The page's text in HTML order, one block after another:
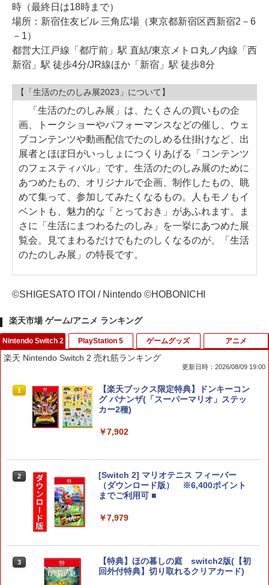
時（最終日は18時まで）
場所：新宿住友ビル 三角広場（東京都新宿区西新宿2－6
－1）
都営大江戸線「都庁前」駅 直結/東京メトロ丸ノ内線「西
新宿」駅 徒歩4分/JR線ほか「新宿」駅 徒歩8分
【「生活のたのしみ展2023」について】
「生活のたのしみ展」は、たくさんの買いもの企
画、トークショーやパフォーマンスなどの催し、ウェ
ブコンテンツや動画配信でたのしめる仕掛けなど、出
展者とほぼ日がいっしょにつくりあげる「コンテンツ
のフェスティバル」です。生活のたのしみ展のために
あつめたもの、オリジナルで企画、制作したもの、眺
めて集って、参加してみたくなるもの。人もモノもイ
ベントも、魅力的な「とっておき」があふれます。ま
さに「生活にまつわるたのしみ」を一挙にあつめた展
覧会。見てまわるだけでもたのしくなるのが、「生活
のたのしみ展」の特長です。
©SHIGESATO ITOI / Nintendo ©HOBONICHI
楽天市場 ゲーム/アニメ ランキング
Nintendo Switch 2
楽天 Nintendo Switch 2 売れ筋ランキング
更新日時：2026/08/09 19:00
1
【楽天ブックス限定特典】ドンキーコン
グ バナンザ(「スーパーマリオ」ステッ
カー2種)
￥7,902
2
[Switch 2] マリオテニス フィーバー
（ダウンロード版） ※6,400ポイント
までご利用可 ■
￥7,979
3
【特典】ほの暮しの庭 switch2版(【初
回外付特典】切り取れるクリアカード)
PlayStation 5 ゲームグッズ アニメ